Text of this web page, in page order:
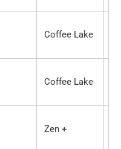
Coffee Lake
Coffee Lake
Zen +